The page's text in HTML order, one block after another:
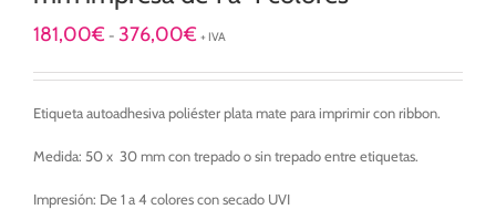
181,00€ - 376,00€Rango
precios:
181,00€
376,00€
+ IVA
Etiqueta autoadhesiva poliéster plata mate para imprimir con ribbon.
Medida: 50 x 30 mm con trepado o sin trepado entre etiquetas.
Impresión: De 1 a 4 colores con secado UVI